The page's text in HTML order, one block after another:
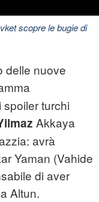
scopre le bugie di
delle nuove
turchi
Akkaya
avrà
Yaman (Vahide
di aver
Altun.